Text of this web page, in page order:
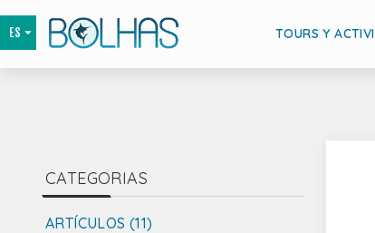
TOURS Y
CATEGORIAS
ARTÍCULOS (11)